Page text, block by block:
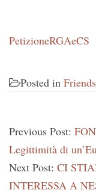
PetizioneRGAeCS
Posted in Friends
Previous Post:
Legittimità di
Next Post: CI
INTERESSA A